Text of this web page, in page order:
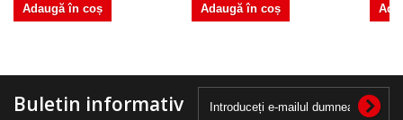
Adaugă în coș Adaugă în coș
Buletin informativ